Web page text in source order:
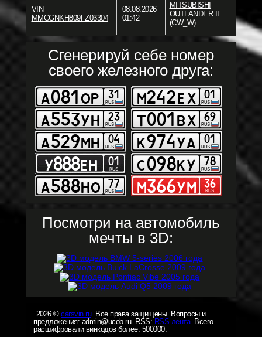
VIN
MMCGNKH809FZ03304
08.08.2026
01:42
MITSUBISHI
OUTLANDER II
(CW_W)
Сгенерируй себе номер
своего железного друга:
Посмотри на автомобиль
мечты в 3D:
2026 © carsvin.ru. Все права защищены. Вопросы и
предложения: admin@ucob.ru. RSS: RSS лента. Всего
расшифровали винкодов более: 500000.